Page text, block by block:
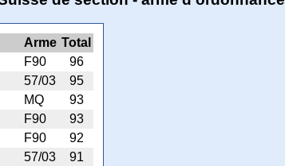
Arme Total
F90
96
57/03
95
MQ
93
F90
93
F90
92
57/03
91